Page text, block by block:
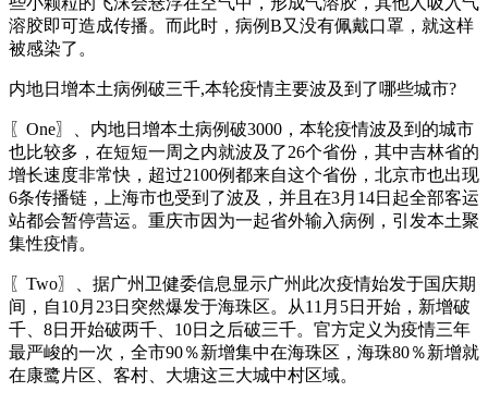
溶胶即可造成传播。而此时，病例B又没有佩戴口罩，就这样
被感染了。
内地日增本土病例破三千,本轮疫情主要波及到了哪些城市?
〖One〗、内地日增本土病例破3000，本轮疫情波及到的城市
也比较多，在短短一周之内就波及了26个省份，其中吉林省的
增长速度非常快，超过2100例都来自这个省份，北京市也出现
6条传播链，上海市也受到了波及，并且在3月14日起全部客运
站都会暂停营运。重庆市因为一起省外输入病例，引发本土聚
集性疫情。
〖Two〗、据广州卫健委信息显示广州此次疫情始发于国庆期
间，自10月23日突然爆发于海珠区。从11月5日开始，新增破
千、8日开始破两千、10日之后破三千。官方定义为疫情三年
最严峻的一次，全市90％新增集中在海珠区，海珠80％新增就
在康鹭片区、客村、大塘这三大城中村区域。